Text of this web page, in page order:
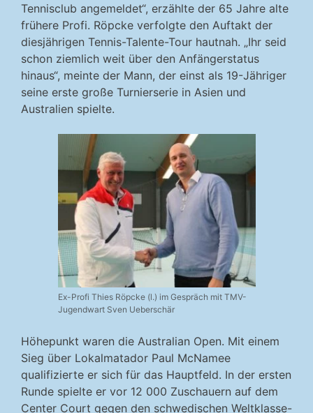
Tennisclub angemeldet“, erzählte der 65 Jahre alte
frühere Profi. Röpcke verfolgte den Auftakt der
diesjährigen Tennis-Talente-Tour hautnah. „Ihr seid
schon ziemlich weit über den Anfängerstatus
hinaus“, meinte der Mann, der einst als 19-Jähriger
seine erste große Turnierserie in Asien und
Australien spielte.
Ex-Profi Thies Röpcke (l.) im Gespräch mit TMV-
Jugendwart Sven Ueberschär
Höhepunkt waren die Australian Open. Mit einem
Sieg über Lokalmatador Paul McNamee
qualifizierte er sich für das Hauptfeld. In der ersten
Runde spielte er vor 12 000 Zuschauern auf dem
Center Court gegen den schwedischen Weltklasse-